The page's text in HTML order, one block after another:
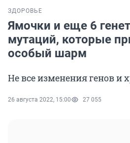
ЗДОРОВЬЕ
Ямочки и еще 6
мутаций, которые
особый шарм
Не все изменения генов и
26 августа 2022, 15:00 27 055